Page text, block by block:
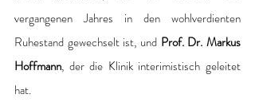
vergangenen Jahres in den wohlverdienten
Ruhestand gewechselt ist, und Prof. Dr. Markus
Hoffmann, der die Klinik interimistisch geleitet
hat.